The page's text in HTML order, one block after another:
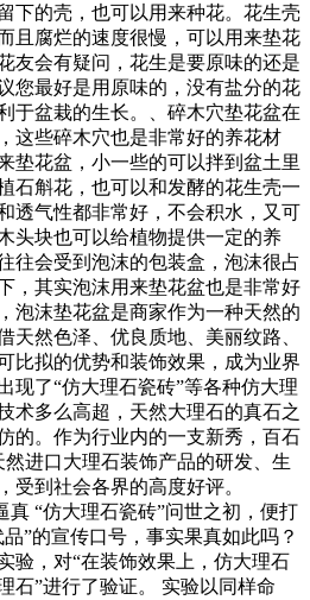
下的壳，也可以用来种花。花生壳
且腐烂的速度很慢，可以用来垫花
友会有疑问，花生是要原味的还是
您最好是用原味的，没有盐分的花
于盆栽的生长。、碎木穴垫花盆在
这些碎木穴也是非常好的养花材
垫花盆，小一些的可以拌到盆土里
石斛花，也可以和发酵的花生壳一
透气性都非常好，不会积水，又可
头块也可以给植物提供一定的养
往会受到泡沫的包装盒，泡沫很占
，其实泡沫用来垫花盆也是非常好
泡沫垫花盆是商家作为一种天然的
天然色泽、优良质地、美丽纹路、
比拟的优势和装饰效果，成为业界
现了“仿大理石瓷砖”等各种仿大理
术多么高超，天然大理石的真石之
的。作为行业内的一支新秀，百石
进口大理石装饰产品的研发、生
受到社会各界的高度好评。
真 “仿大理石瓷砖”问世之初，便打
”的宣传口号，事实果真如此吗？
验，对“在装饰效果上，仿大理石
石”进行了验证。 实验以同样命